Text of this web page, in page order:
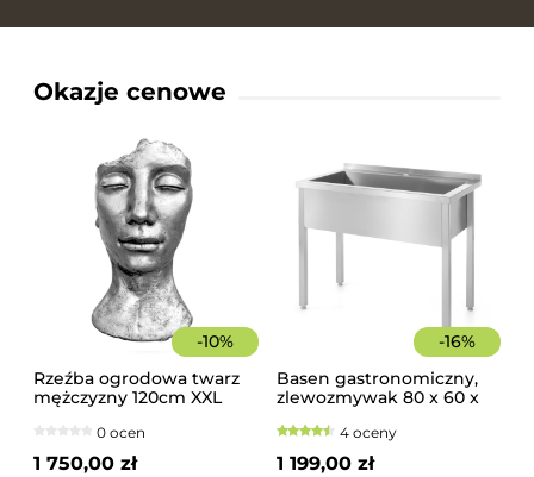
Okazje cenowe
-10%
Rzeźba ogrodowa twarz
mężczyzny 120cm XXL
imponująca dekoracja
ogrodowa
0 ocen
1 750,00 zł
-16%
Basen gastronomiczny,
zlewozmywak 80 x 60 x
4 oceny
1 199,00 zł